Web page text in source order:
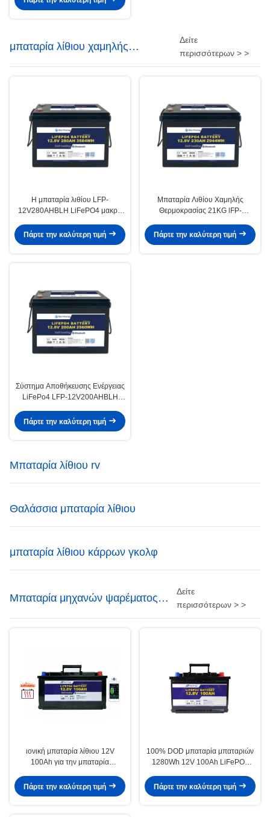
μπαταρία λίθιου χαμηλής
θερμοκρασίας
Δείτε
περισσότερων > >
Η μπαταρία λιθίου LFP-
12V280AHBLH LiFePO4 μακρά
αυτοαπολύσεων
Πάρτε την καλύτερη τιμή
Μπαταρία Λιθίου Χαμηλής
Θερμοκρασίας 21KG lFP-
°C Πρισματικά Κύτταρα
Πάρτε την καλύτερη τιμή
Σύστημα Αποθήκευσης Ενέργειας
LiFePo4 LFP-12V200AHBLH
Θερμοκρασίας -20°C έως 60°C
Πάρτε την καλύτερη τιμή
Μπαταρία λίθιου rv
Θαλάσσια μπαταρία λίθιου
μπαταρία λίθιου κάρρων γκολφ
Μπαταρία μηχανών ψαρέματος
λίθιου
Δείτε
περισσότερων > >
ιονική μπαταρία λίθιου 12V
100Ah για την μπαταρία
αποθήκευσης εγχώριας δύναμης
Πάρτε την καλύτερη τιμή
100% DOD μπαταρία μπαταριών
1280Wh 12V 100Ah LiFePO4
Πάρτε την καλύτερη τιμή